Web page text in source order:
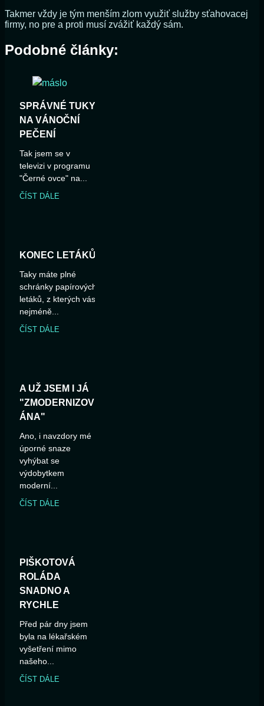
Takmer vždy je tým menším zlom využiť služby sťahovacej
firmy, no pre a proti musí zvážiť každý sám.
Podobné články:
SPRÁVNÉ TUKY
NA VÁNOČNÍ
PEČENÍ
Tak jsem se v
televizi v programu
"Černé ovce" na...
ČÍST DÁLE
KONEC LETÁKŮ
Taky máte plné
schránky papírových
letáků, z kterých vás
nejméně...
ČÍST DÁLE
A UŽ JSEM I JÁ
"ZMODERNIZOV
ÁNA"
Ano, i navzdory mé
úporné snaze
vyhýbat se
výdobytkem
moderní...
ČÍST DÁLE
PIŠKOTOVÁ
ROLÁDA
SNADNO A
RYCHLE
Před pár dny jsem
byla na lékařském
vyšetření mimo
našeho...
ČÍST DÁLE